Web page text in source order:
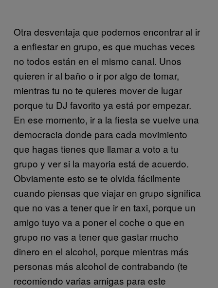
Otra desventaja que podemos encontrar al ir
a enfiestar en grupo, es que muchas veces
no todos están en el mismo canal. Unos
quieren ir al baño o ir por algo de tomar,
mientras tu no te quieres mover de lugar
porque tu DJ favorito ya está por empezar.
En ese momento, ir a la fiesta se vuelve una
democracia donde para cada movimiento
que hagas tienes que llamar a voto a tu
grupo y ver si la mayoria está de acuerdo.
Obviamente esto se te olvida fácilmente
cuando piensas que viajar en grupo significa
que no vas a tener que ir en taxi, porque un
amigo tuyo va a poner el coche o que en
grupo no vas a tener que gastar mucho
dinero en el alcohol, porque mientras más
personas más alcohol de contrabando (te
recomiendo varias amigas para este